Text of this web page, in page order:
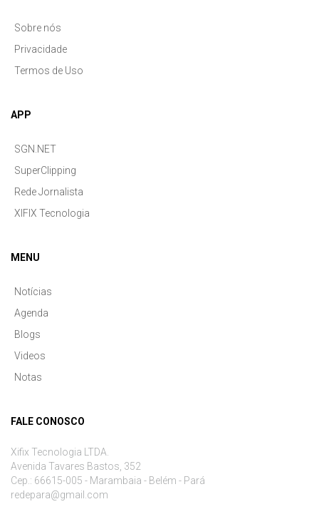
Sobre nós
Privacidade
Termos de Uso
APP
SGN.NET
SuperClipping
Rede Jornalista
XIFIX Tecnologia
MENU
Notícias
Agenda
Blogs
Videos
Notas
FALE CONOSCO
Xifix Tecnologia LTDA.
Avenida Tavares Bastos, 352
Cep.: 66615-005 - Marambaia - Belém - Pará
redepara@gmail.com